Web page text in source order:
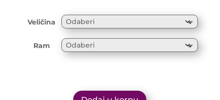
through
10.999 рсд
1.140 рсд
through
10.449 рсд
Veličina
Ram